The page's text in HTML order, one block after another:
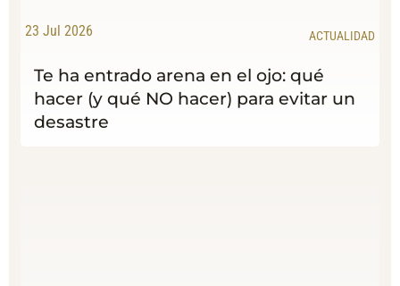
23 Jul 2026 ACTUALIDAD
Te ha entrado arena en el ojo: qué
hacer (y qué NO hacer) para evitar un
desastre